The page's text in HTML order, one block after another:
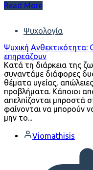
Read More
Ψυχολογία
Ψυχική Ανθεκτικότητα:
επηρεάζουν
Κατά τη διάρκεια της
συναντάμε διάφορες
θέματα υγείας,
προβλήματα. Κάποιοι
απελπίζονται μπροστά
φαίνονται να μπορούν
μην το...
Viomathisis